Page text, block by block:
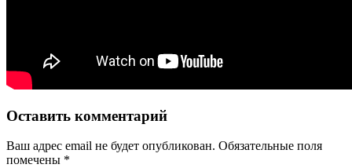
Оставить комментарий
Ваш адрес email не будет опубликован. Обязательные поля
помечены *